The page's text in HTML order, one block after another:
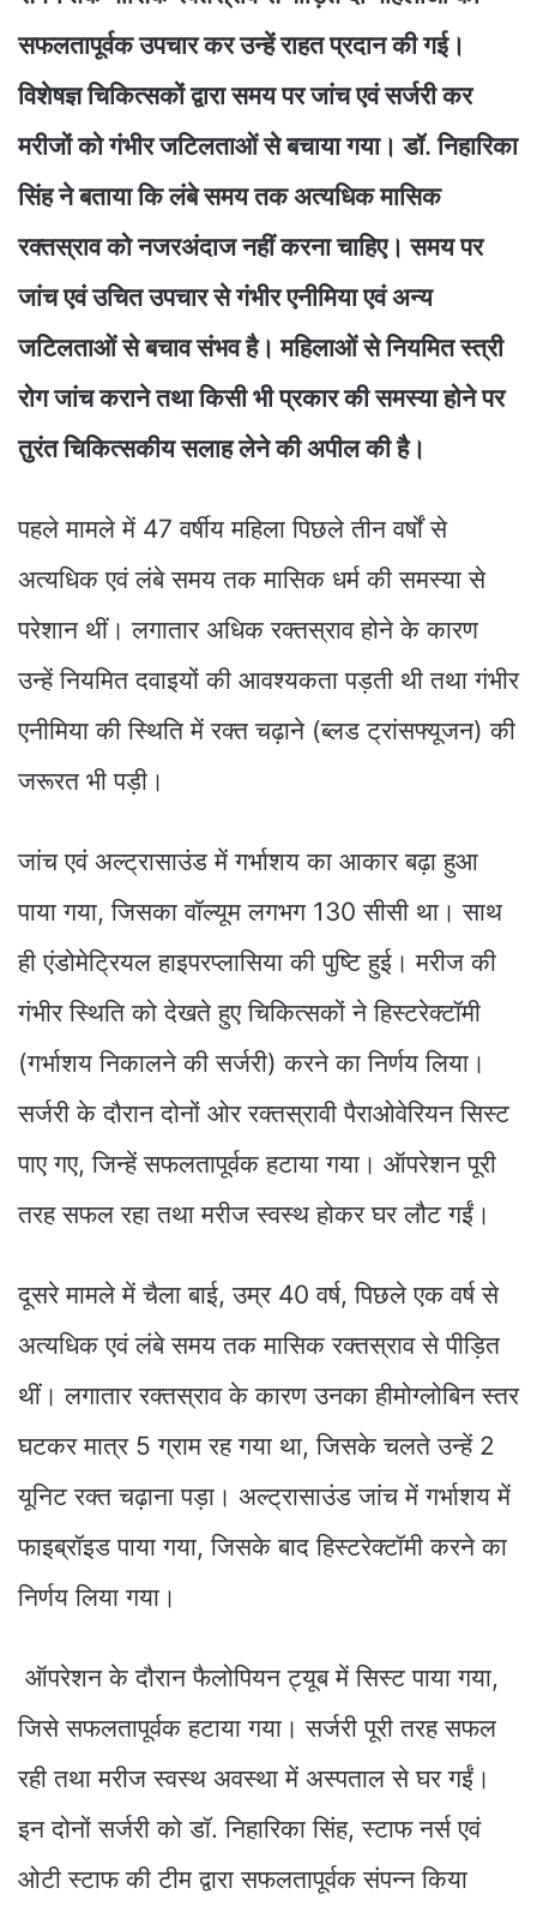
सफलतापूर्वक उपचार कर उन्हें राहत प्रदान की गई।
विशेषज्ञ चिकित्सकों द्वारा समय पर जांच एवं सर्जरी कर
मरीजों को गंभीर जटिलताओं से बचाया गया। डॉ. निहारिका
सिंह ने बताया कि लंबे समय तक अत्यधिक मासिक
रक्तस्राव को नजरअंदाज नहीं करना चाहिए। समय पर
जांच एवं उचित उपचार से गंभीर एनीमिया एवं अन्य
जटिलताओं से बचाव संभव है। महिलाओं से नियमित स्त्री
रोग जांच कराने तथा किसी भी प्रकार की समस्या होने पर
तुरंत चिकित्सकीय सलाह लेने की अपील की है।
पहले मामले में 47 वर्षीय महिला पिछले तीन वर्षों से
अत्यधिक एवं लंबे समय तक मासिक धर्म की समस्या से
परेशान थीं। लगातार अधिक रक्तस्राव होने के कारण
उन्हें नियमित दवाइयों की आवश्यकता पड़ती थी तथा गंभीर
एनीमिया की स्थिति में रक्त चढ़ाने (ब्लड ट्रांसफ्यूजन) की
जरूरत भी पड़ी।
जांच एवं अल्ट्रासाउंड में गर्भाशय का आकार बढ़ा हुआ
पाया गया, जिसका वॉल्यूम लगभग 130 सीसी था। साथ
ही एंडोमेट्रियल हाइपरप्लासिया की पुष्टि हुई। मरीज की
गंभीर स्थिति को देखते हुए चिकित्सकों ने हिस्टरेक्टॉमी
(गर्भाशय निकालने की सर्जरी) करने का निर्णय लिया।
सर्जरी के दौरान दोनों ओर रक्तस्रावी पैराओवेरियन सिस्ट
पाए गए, जिन्हें सफलतापूर्वक हटाया गया। ऑपरेशन पूरी
तरह सफल रहा तथा मरीज स्वस्थ होकर घर लौट गईं।
दूसरे मामले में चैला बाई, उम्र 40 वर्ष, पिछले एक वर्ष से
अत्यधिक एवं लंबे समय तक मासिक रक्तस्राव से पीड़ित
थीं। लगातार रक्तस्राव के कारण उनका हीमोग्लोबिन स्तर
घटकर मात्र 5 ग्राम रह गया था, जिसके चलते उन्हें 2
यूनिट रक्त चढ़ाना पड़ा। अल्ट्रासाउंड जांच में गर्भाशय में
फाइब्रॉइड पाया गया, जिसके बाद हिस्टरेक्टॉमी करने का
निर्णय लिया गया।
ऑपरेशन के दौरान फैलोपियन ट्यूब में सिस्ट पाया गया,
जिसे सफलतापूर्वक हटाया गया। सर्जरी पूरी तरह सफल
रही तथा मरीज स्वस्थ अवस्था में अस्पताल से घर गईं।
इन दोनों सर्जरी को डॉ. निहारिका सिंह, स्टाफ नर्स एवं
ओटी स्टाफ की टीम द्वारा सफलतापूर्वक संपन्न किया